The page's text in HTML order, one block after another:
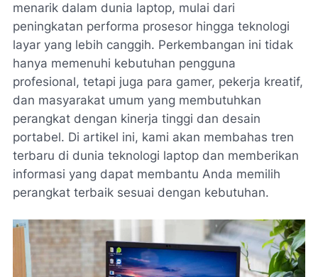
menarik dalam dunia laptop, mulai dari
peningkatan performa prosesor hingga teknologi
layar yang lebih canggih. Perkembangan ini tidak
hanya memenuhi kebutuhan pengguna
profesional, tetapi juga para gamer, pekerja kreatif,
dan masyarakat umum yang membutuhkan
perangkat dengan kinerja tinggi dan desain
portabel. Di artikel ini, kami akan membahas tren
terbaru di dunia teknologi laptop dan memberikan
informasi yang dapat membantu Anda memilih
perangkat terbaik sesuai dengan kebutuhan.